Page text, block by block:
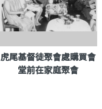
虎尾基督徒聚會處購買會
堂前在家庭聚會